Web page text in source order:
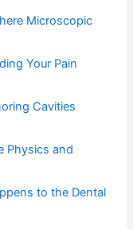
Microscopic
Your Pain
Cavities
Physics and
to the Dental